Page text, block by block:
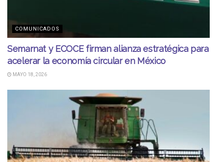
COMUNICADOS
Semarnat y ECOCE firman alianza estratégica para
acelerar la economía circular en México
MAYO 18, 2026